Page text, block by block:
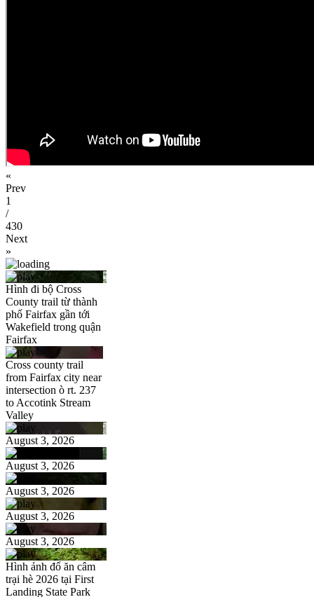
«
Prev
1
/
430
Next
»
Hình đi bộ Cross
County trail từ thành
phố Fairfax gần tới
Wakefield trong quận
Fairfax
Cross county trail
from Fairfax city near
intersection ò rt. 237
to Accotink Stream
Valley
August 3, 2026
August 3, 2026
August 3, 2026
August 3, 2026
August 3, 2026
Hình ảnh đổ ăn câm
trại hè 2026 tại First
Landing State Park